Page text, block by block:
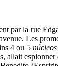
par la rue
Les
4 ou 5 núcleos
allait espionner